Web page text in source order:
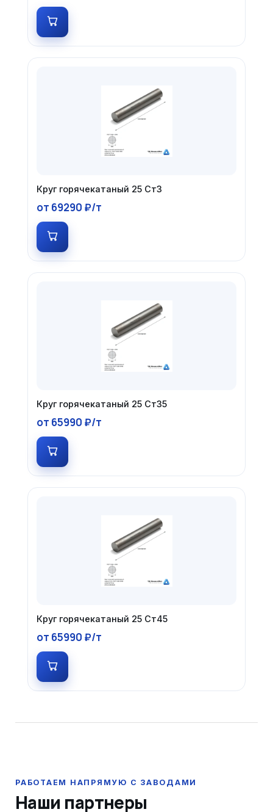
Круг горячекатаный 25 Ст3
от 69290 ₽/т
Круг горячекатаный 25 Ст35
от 65990 ₽/т
Круг горячекатаный 25 Ст45
от 65990 ₽/т
Наши партнеры